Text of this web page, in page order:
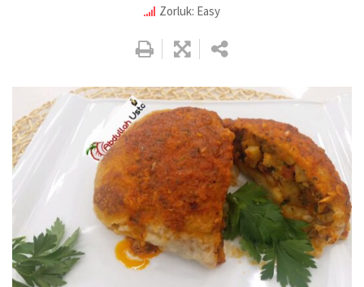
Zorluk: Easy
LinkedIn
Pinterest
Yazıcı